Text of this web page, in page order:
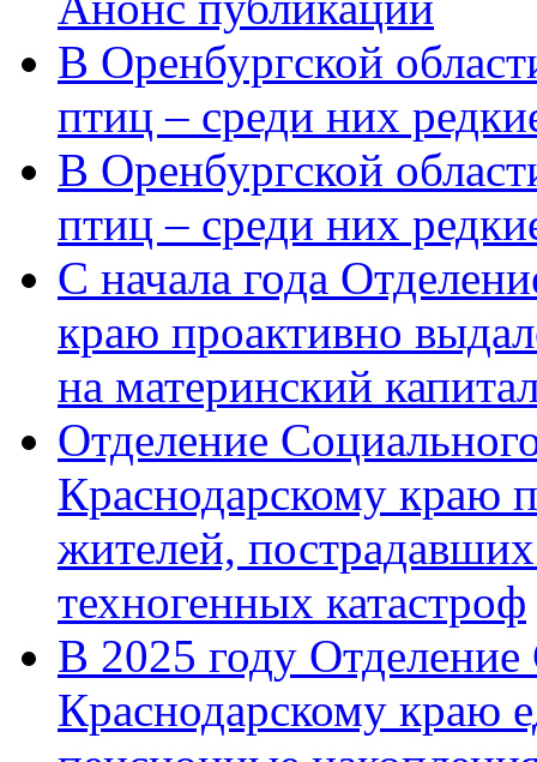
В Оренбургской
птиц – среди них
В Оренбургской
птиц – среди них
С начала года
краю проактивно
на материнский
Отделение
Краснодарскому краю
жителей,
техногенных катастроф
В 2025 году
Краснодарскому краю